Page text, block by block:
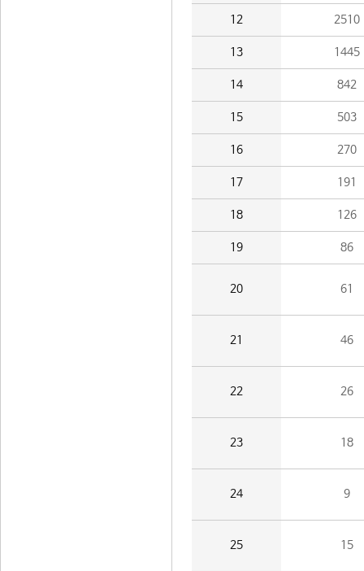
12 2510
13 1445
14 842
15 503
16 270
17 191
18 126
19 86
20 61
21 46
22 26
23 18
24 9
25 15